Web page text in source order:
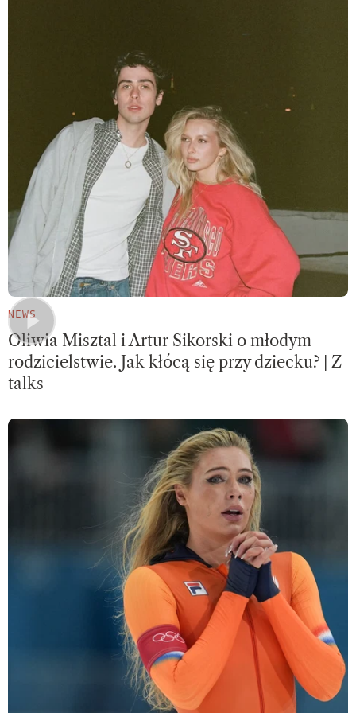
NEWS
Oliwia Misztal i Artur Sikorski o młodym
rodzicielstwie. Jak kłócą się przy dziecku? | Z
talks